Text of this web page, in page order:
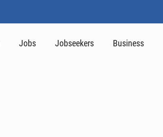
Jobs Jobseekers Business